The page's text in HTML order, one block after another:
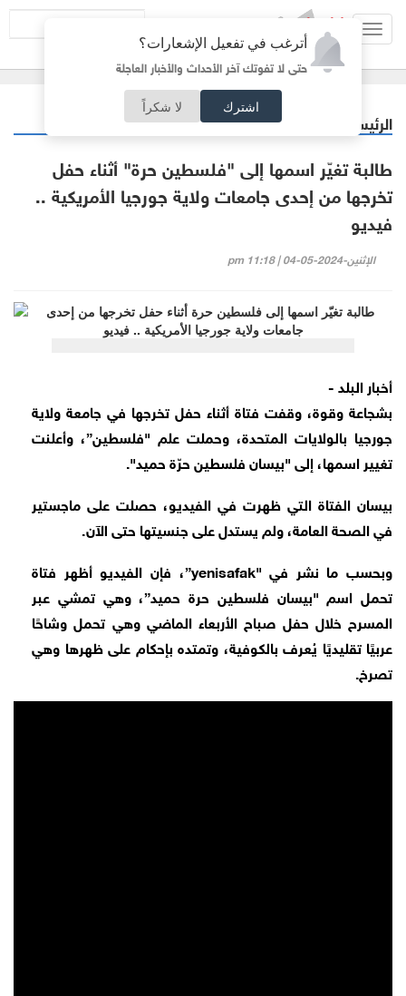
أترغب في تفعيل الإشعارات؟
حتى لا تفوتك آخر الأحداث والأخبار العاجلة
اشترك لا شكراً
الرئيسية فيديو البلد
طالبة تغيّر اسمها إلى "فلسطين حرة" أثناء حفل
تخرجها من إحدى جامعات ولاية جورجيا الأمريكية ..
فيديو
الإثنين-2024-05-04 | 11:18 pm
أخبار البلد -
بشجاعة وقوة، وقفت فتاة أثناء حفل تخرجها في جامعة ولاية
جورجيا بالولايات المتحدة، وحملت علم "فلسطين”، وأعلنت
تغيير اسمها، إلى "بيسان فلسطين حرّة حميد".
بيسان الفتاة التي ظهرت في الفيديو، حصلت على ماجستير
في الصحة العامة، ولم يستدل على جنسيتها حتى الآن.
وبحسب ما نشر في "yenisafak”، فإن الفيديو أظهر فتاة
تحمل اسم "بيسان فلسطين حرة حميد”، وهي تمشي عبر
المسرح خلال حفل صباح الأربعاء الماضي وهي تحمل وشاحًا
عربيًا تقليديًا يُعرف بالكوفية، وتمتده بإحكام على ظهرها وهي
تصرخ.